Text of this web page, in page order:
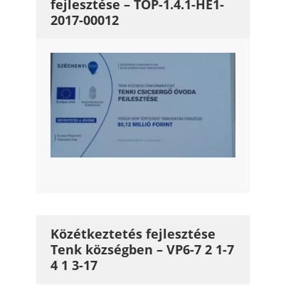
fejlesztése – TOP-1.4.1-HE1-
2017-00012
Közétkeztetés fejlesztése
Tenk községben – VP6-7 2 1-7
4 1 3-17